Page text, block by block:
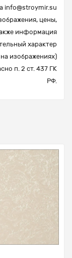
info@stroymir.su
цены,
информация
характер
изображениях)
п. 2 ст. 437 ГК
РФ.